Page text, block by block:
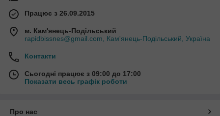
Працює з 26.09.2015
м. Кам'янець-Подільський
rapidbissnes@gmail.com, Кам'янець-Подільський, Україна
Контакти
Сьогодні працює з 09:00 до 17:00
Показати весь графік роботи
Про нас